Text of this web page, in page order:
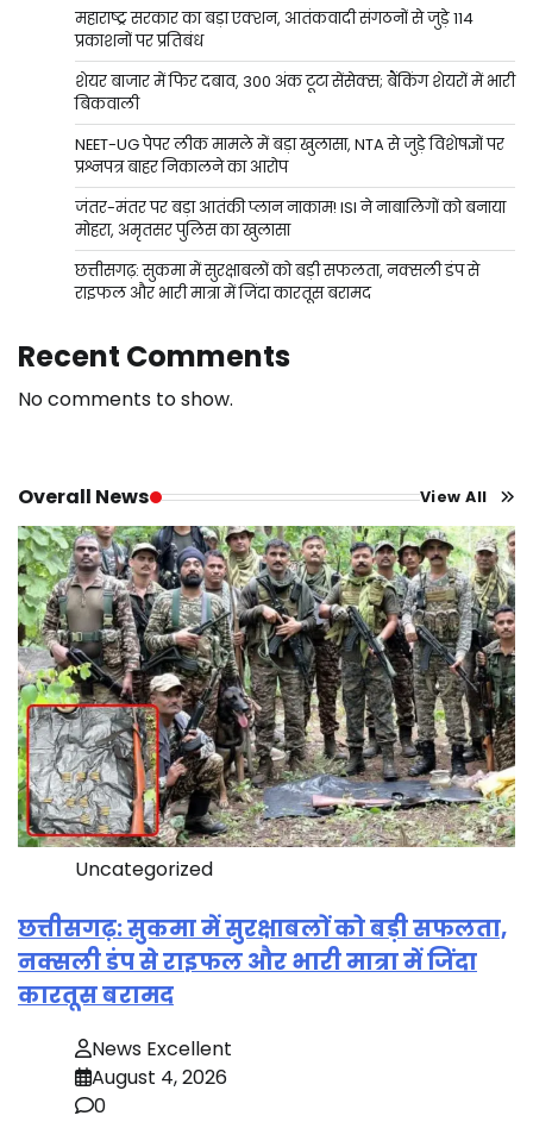
महाराष्ट्र सरकार का बड़ा एक्शन, आतंकवादी संगठनों से जुड़े 114
प्रकाशनों पर प्रतिबंध
शेयर बाजार में फिर दबाव, 300 अंक टूटा सेंसेक्स; बैंकिंग शेयरों में भारी
बिकवाली
NEET-UG पेपर लीक मामले में बड़ा खुलासा, NTA से जुड़े विशेषज्ञों पर
प्रश्नपत्र बाहर निकालने का आरोप
जंतर-मंतर पर बड़ा आतंकी प्लान नाकाम! ISI ने नाबालिगों को बनाया
मोहरा, अमृतसर पुलिस का खुलासा
छत्तीसगढ़: सुकमा में सुरक्षाबलों को बड़ी सफलता, नक्सली डंप से
राइफल और भारी मात्रा में जिंदा कारतूस बरामद
Recent Comments
No comments to show.
Overall News View All
Uncategorized
छत्तीसगढ़: सुकमा में सुरक्षाबलों को बड़ी सफलता,
नक्सली डंप से राइफल और भारी मात्रा में जिंदा
कारतूस बरामद
News Excellent
August 4, 2026
0